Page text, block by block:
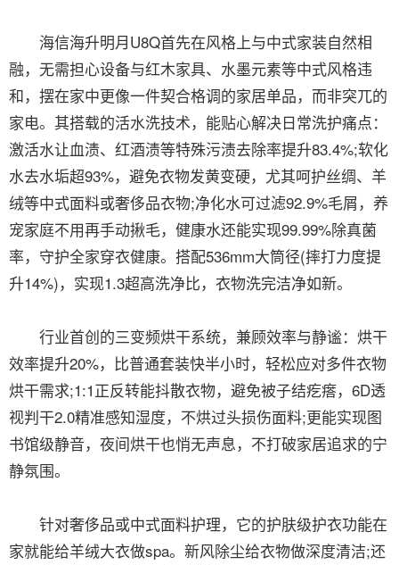
海信海升明月U8Q首先在风格上与中式家装自然相
融，无需担心设备与红木家具、水墨元素等中式风格违
和，摆在家中更像一件契合格调的家居单品，而非突兀的
家电。其搭载的活水洗技术，能贴心解决日常洗护痛点：
激活水让血渍、红酒渍等特殊污渍去除率提升83.4%;软化
水去水垢超93%，避免衣物发黄变硬，尤其呵护丝绸、羊
绒等中式面料或奢侈品衣物;净化水可过滤92.9%毛屑，养
宠家庭不用再手动揪毛，健康水还能实现99.99%除真菌
率，守护全家穿衣健康。搭配536mm大筒径(摔打力度提
升14%)，实现1.3超高洗净比，衣物洗完洁净如新。
行业首创的三变频烘干系统，兼顾效率与静谧：烘干
效率提升20%，比普通套装快半小时，轻松应对多件衣物
烘干需求;1:1正反转能抖散衣物，避免被子结疙瘩，6D透
视判干2.0精准感知湿度，不烘过头损伤面料;更能实现图
书馆级静音，夜间烘干也悄无声息，不打破家居追求的宁
静氛围。
针对奢侈品或中式面料护理，它的护肤级护衣功能在
家就能给羊绒大衣做spa。新风除尘给衣物做深度清洁;还